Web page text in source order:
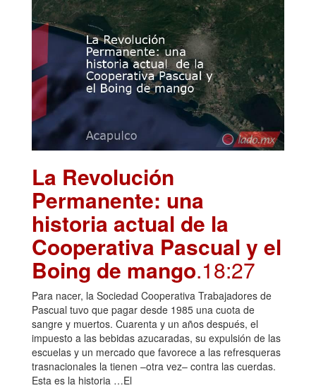
La Revolución
Permanente: una
historia actual de la
Cooperativa Pascual y el
Boing de mango.18:27
Para nacer, la Sociedad Cooperativa Trabajadores de
Pascual tuvo que pagar desde 1985 una cuota de
sangre y muertos. Cuarenta y un años después, el
impuesto a las bebidas azucaradas, su expulsión de las
escuelas y un mercado que favorece a las refresqueras
trasnacionales la tienen –otra vez– contra las cuerdas.
Esta es la historia …El